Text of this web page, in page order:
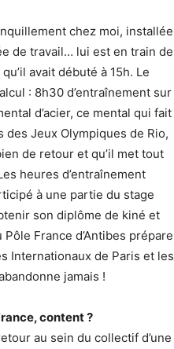
chez moi, installée
de travail… lui est en train de
avait débuté à 15h. Le
: 8h30 d’entraînement sur
d’acier, ce mental qui fait
des Jeux Olympiques de Rio,
de retour et qu’il met tout
heures d’entraînement
à une partie du stage
son diplôme de kiné et
France d’Antibes prépare
Internationaux de Paris et les
jamais !
content ?
au sein du collectif d’une